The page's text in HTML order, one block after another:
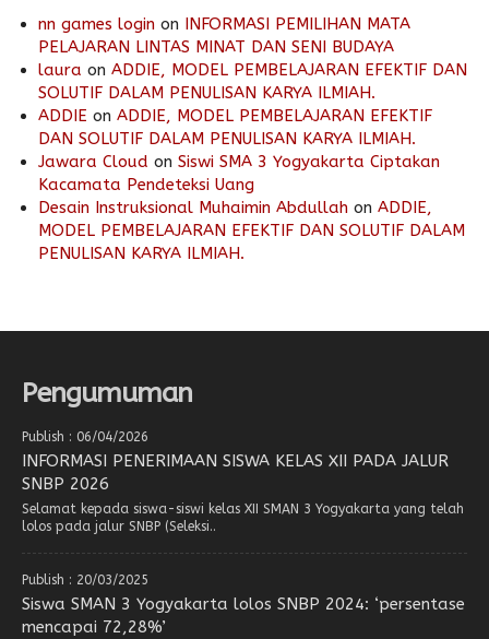
nn games login on INFORMASI PEMILIHAN MATA
PELAJARAN LINTAS MINAT DAN SENI BUDAYA
laura on ADDIE, MODEL PEMBELAJARAN EFEKTIF DAN
SOLUTIF DALAM PENULISAN KARYA ILMIAH.
ADDIE on ADDIE, MODEL PEMBELAJARAN EFEKTIF
DAN SOLUTIF DALAM PENULISAN KARYA ILMIAH.
Jawara Cloud on Siswi SMA 3 Yogyakarta Ciptakan
Kacamata Pendeteksi Uang
Desain Instruksional Muhaimin Abdullah on ADDIE,
MODEL PEMBELAJARAN EFEKTIF DAN SOLUTIF DALAM
PENULISAN KARYA ILMIAH.
Pengumuman
Publish : 06/04/2026
INFORMASI PENERIMAAN SISWA KELAS XII PADA JALUR
SNBP 2026
Selamat kepada siswa-siswi kelas XII SMAN 3 Yogyakarta yang telah
lolos pada jalur SNBP (Seleksi..
Publish : 20/03/2025
Siswa SMAN 3 Yogyakarta lolos SNBP 2024: ‘persentase
mencapai 72,28%’